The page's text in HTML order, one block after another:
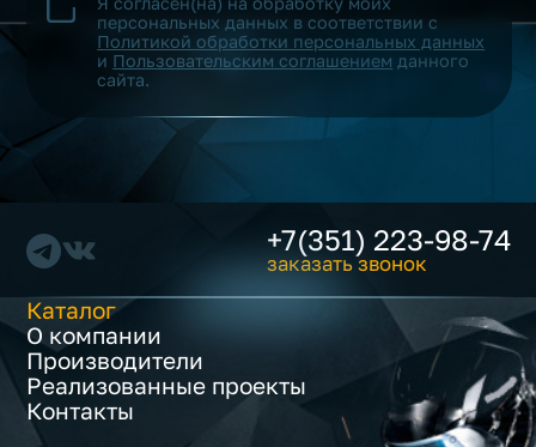
персональных данных в соответствии с
Политикой обработки персональных данных
и Пользовательским соглашением данного
сайта.
+7(351) 223-98-74
заказать звонок
Каталог
О компании
Производители
Реализованные проекты
Контакты